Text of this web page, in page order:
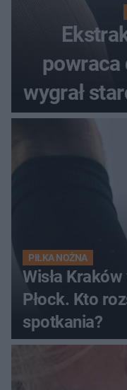
powraca
wygrał
PIŁKA NOŻNA
Wisła
Płock. Kto
spotkania?